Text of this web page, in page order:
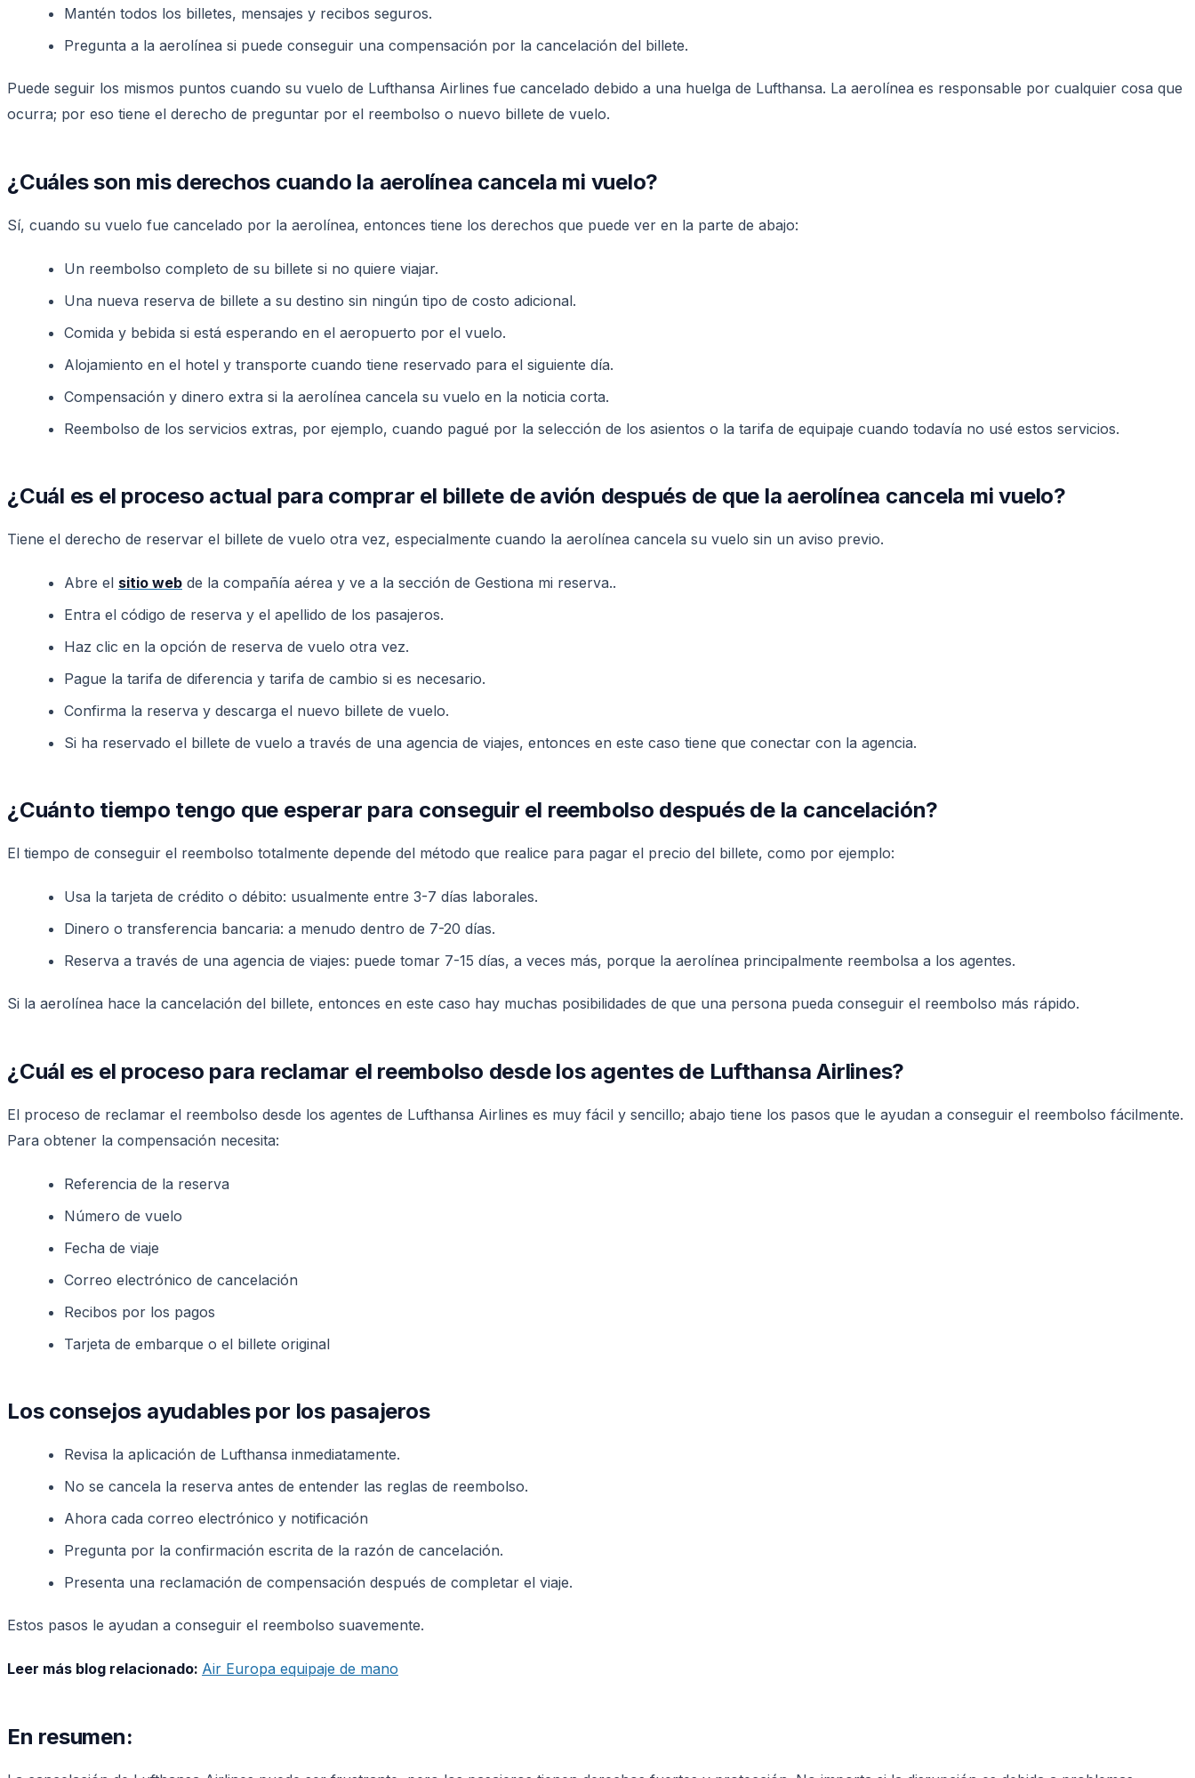
Mantén todos los billetes, mensajes y recibos seguros.
Pregunta a la aerolínea si puede conseguir una compensación por la cancelación del billete.
Puede seguir los mismos puntos cuando su vuelo de Lufthansa Airlines fue cancelado debido a una huelga de Lufthansa. La aerolínea es responsable por cualquier cosa que
ocurra; por eso tiene el derecho de preguntar por el reembolso o nuevo billete de vuelo.
¿Cuáles son mis derechos cuando la aerolínea cancela mi vuelo?
Sí, cuando su vuelo fue cancelado por la aerolínea, entonces tiene los derechos que puede ver en la parte de abajo:
Un reembolso completo de su billete si no quiere viajar.
Una nueva reserva de billete a su destino sin ningún tipo de costo adicional.
Comida y bebida si está esperando en el aeropuerto por el vuelo.
Alojamiento en el hotel y transporte cuando tiene reservado para el siguiente día.
Compensación y dinero extra si la aerolínea cancela su vuelo en la noticia corta.
Reembolso de los servicios extras, por ejemplo, cuando pagué por la selección de los asientos o la tarifa de equipaje cuando todavía no usé estos servicios.
¿Cuál es el proceso actual para comprar el billete de avión después de que la aerolínea cancela mi vuelo?
Tiene el derecho de reservar el billete de vuelo otra vez, especialmente cuando la aerolínea cancela su vuelo sin un aviso previo.
Abre el sitio web de la compañía aérea y ve a la sección de Gestiona mi reserva..
Entra el código de reserva y el apellido de los pasajeros.
Haz clic en la opción de reserva de vuelo otra vez.
Pague la tarifa de diferencia y tarifa de cambio si es necesario.
Confirma la reserva y descarga el nuevo billete de vuelo.
Si ha reservado el billete de vuelo a través de una agencia de viajes, entonces en este caso tiene que conectar con la agencia.
¿Cuánto tiempo tengo que esperar para conseguir el reembolso después de la cancelación?
El tiempo de conseguir el reembolso totalmente depende del método que realice para pagar el precio del billete, como por ejemplo:
Usa la tarjeta de crédito o débito: usualmente entre 3-7 días laborales.
Dinero o transferencia bancaria: a menudo dentro de 7-20 días.
Reserva a través de una agencia de viajes: puede tomar 7-15 días, a veces más, porque la aerolínea principalmente reembolsa a los agentes.
Si la aerolínea hace la cancelación del billete, entonces en este caso hay muchas posibilidades de que una persona pueda conseguir el reembolso más rápido.
¿Cuál es el proceso para reclamar el reembolso desde los agentes de Lufthansa Airlines?
El proceso de reclamar el reembolso desde los agentes de Lufthansa Airlines es muy fácil y sencillo; abajo tiene los pasos que le ayudan a conseguir el reembolso fácilmente.
Para obtener la compensación necesita:
Referencia de la reserva
Número de vuelo
Fecha de viaje
Correo electrónico de cancelación
Recibos por los pagos
Tarjeta de embarque o el billete original
Los consejos ayudables por los pasajeros
Revisa la aplicación de Lufthansa inmediatamente.
No se cancela la reserva antes de entender las reglas de reembolso.
Ahora cada correo electrónico y notificación
Pregunta por la confirmación escrita de la razón de cancelación.
Presenta una reclamación de compensación después de completar el viaje.
Estos pasos le ayudan a conseguir el reembolso suavemente.
Leer más blog relacionado: Air Europa equipaje de mano
En resumen: